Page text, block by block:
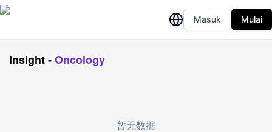
Masuk Mulai
Insight-Oncology
暂无数据